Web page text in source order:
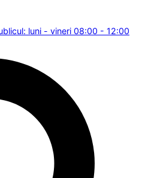
luni - vineri 08:00 - 12:00